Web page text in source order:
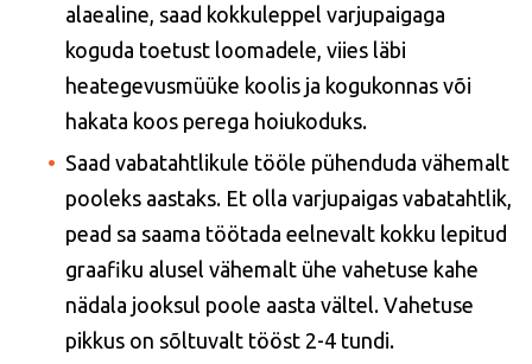
alaealine, saad kokkuleppel varjupaigaga
koguda toetust loomadele, viies läbi
heategevusmüüke koolis ja kogukonnas või
hakata koos perega hoiukoduks.
Saad vabatahtlikule tööle pühenduda vähemalt
pooleks aastaks. Et olla varjupaigas vabatahtlik,
pead sa saama töötada eelnevalt kokku lepitud
graafiku alusel vähemalt ühe vahetuse kahe
nädala jooksul poole aasta vältel. Vahetuse
pikkus on sõltuvalt tööst 2-4 tundi.